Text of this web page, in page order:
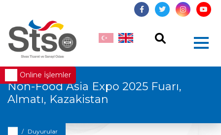
Online İşlemler
Non-Food Asia Expo 2025 Fuarı,
Almatı, Kazakistan
Duyurular